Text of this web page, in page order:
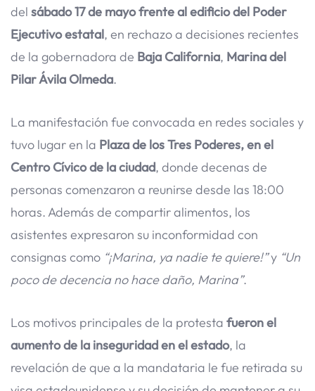
del sábado 17 de mayo frente al edificio del Poder
Ejecutivo estatal, en rechazo a decisiones recientes
de la gobernadora de Baja California, Marina del
Pilar Ávila Olmeda.
La manifestación fue convocada en redes sociales y
tuvo lugar en la Plaza de los Tres Poderes, en el
Centro Cívico de la ciudad, donde decenas de
personas comenzaron a reunirse desde las 18:00
horas. Además de compartir alimentos, los
asistentes expresaron su inconformidad con
consignas como “¡Marina, ya nadie te quiere!”y “Un
poco de decencia no hace daño, Marina”.
Los motivos principales de la protesta fueron el
aumento de la inseguridad en el estado, la
revelación de que a la mandataria le fue retirada su